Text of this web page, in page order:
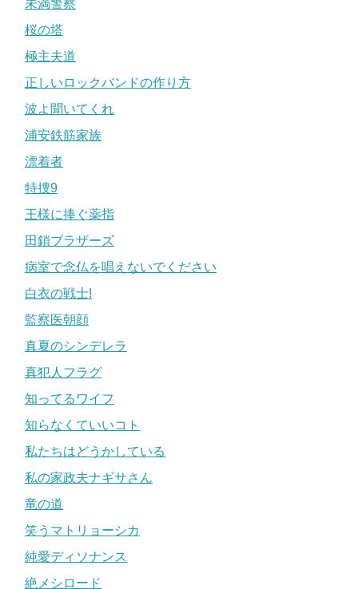
未満警察
桜の塔
極主夫道
正しいロックバンドの作り方
波よ聞いてくれ
浦安鉄筋家族
漂着者
特捜9
王様に捧ぐ薬指
田鎖ブラザーズ
病室で念仏を唱えないでください
白衣の戦士!
監察医朝顔
真夏のシンデレラ
真犯人フラグ
知ってるワイフ
知らなくていいコト
私たちはどうかしている
私の家政夫ナギサさん
竜の道
笑うマトリョーシカ
純愛ディソナンス
絶メシロード